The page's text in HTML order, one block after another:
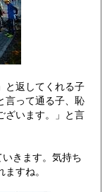
と返してくれる子
言って通る子、恥
ざいます。」と言
きます。気持ち
すね。